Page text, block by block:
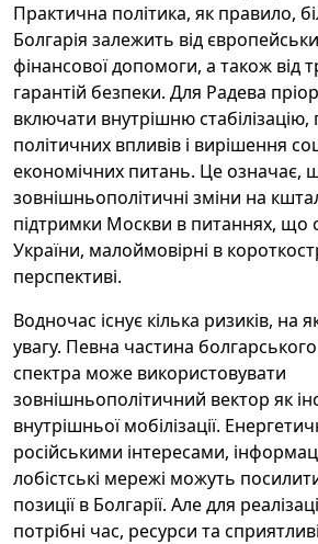
Практична політика, як правило,
Болгарія залежить від
фінансової допомоги, а також від
гарантій безпеки. Для Радева
включати внутрішню стабілізацію,
політичних впливів і вирішення
економічних питань. Це означає,
зовнішньополітичні зміни на
підтримки Москви в питаннях, що
України, малоймовірні в
перспективі.
Водночас існує кілька ризиків, на
увагу. Певна частина
спектра може використовувати
зовнішньополітичний вектор як
внутрішньої мобілізації.
російськими інтересами,
лобістські мережі можуть
позиції в Болгарії. Але для
потрібні час, ресурси та